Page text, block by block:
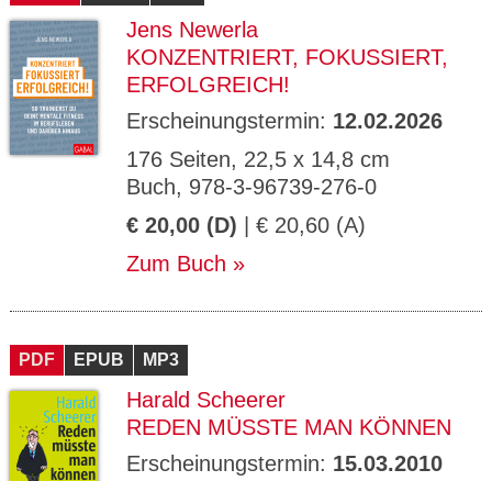
Jens Newerla
KONZENTRIERT, FOKUSSIERT,
ERFOLGREICH!
Erscheinungstermin: 12.02.2026
176 Seiten, 22,5 x 14,8 cm
Buch, 978-3-96739-276-0
€ 20,00 (D) | € 20,60 (A)
Zum Buch
PDF EPUB MP3
Harald Scheerer
REDEN MÜSSTE MAN KÖNNEN
Erscheinungstermin: 15.03.2010